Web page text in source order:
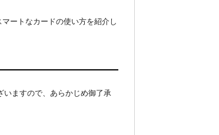
ートなカードの使い方を紹介し
いますので、あらかじめ御了承